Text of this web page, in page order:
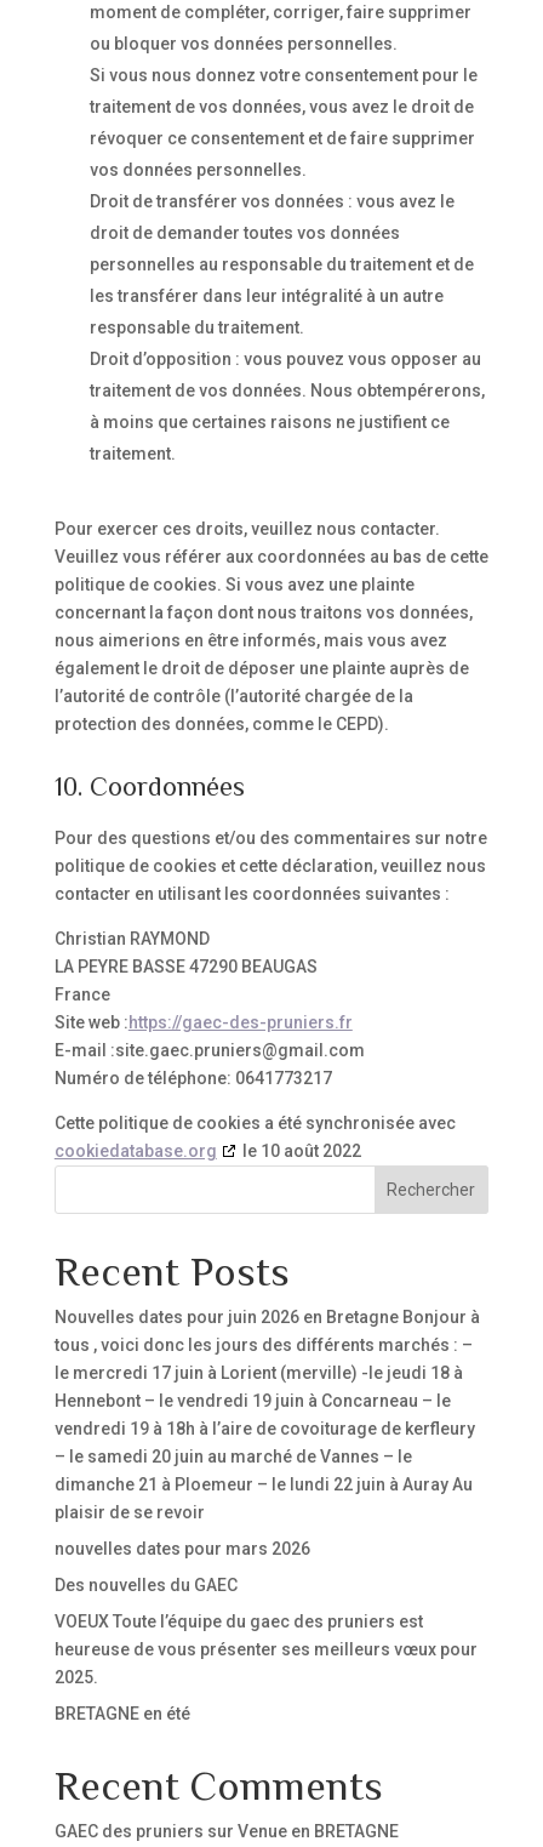
moment de compléter, corriger, faire supprimer
ou bloquer vos données personnelles.
Si vous nous donnez votre consentement pour le
traitement de vos données, vous avez le droit de
révoquer ce consentement et de faire supprimer
vos données personnelles.
Droit de transférer vos données : vous avez le
droit de demander toutes vos données
personnelles au responsable du traitement et de
les transférer dans leur intégralité à un autre
responsable du traitement.
Droit d’opposition : vous pouvez vous opposer au
traitement de vos données. Nous obtempérerons,
à moins que certaines raisons ne justifient ce
traitement.
Pour exercer ces droits, veuillez nous contacter.
Veuillez vous référer aux coordonnées au bas de cette
politique de cookies. Si vous avez une plainte
concernant la façon dont nous traitons vos données,
nous aimerions en être informés, mais vous avez
également le droit de déposer une plainte auprès de
l’autorité de contrôle (l’autorité chargée de la
protection des données, comme le CEPD).
10. Coordonnées
Pour des questions et/ou des commentaires sur notre
politique de cookies et cette déclaration, veuillez nous
contacter en utilisant les coordonnées suivantes :
Christian RAYMOND
LA PEYRE BASSE 47290 BEAUGAS
France
Site web :https://gaec-des-pruniers.fr
E-mail :moc.liamg@sreinurp.ceag.etis
Numéro de téléphone: 0641773217
Cette politique de cookies a été synchronisée avec
cookiedatabase.org
le 10 août 2022
Rechercher
Recent Posts
Nouvelles dates pour juin 2026 en Bretagne Bonjour à
tous , voici donc les jours des différents marchés : –
le mercredi 17 juin à Lorient (merville) -le jeudi 18 à
Hennebont – le vendredi 19 juin à Concarneau – le
vendredi 19 à 18h à l’aire de covoiturage de kerfleury
– le samedi 20 juin au marché de Vannes – le
dimanche 21 à Ploemeur – le lundi 22 juin à Auray Au
plaisir de se revoir
nouvelles dates pour mars 2026
Des nouvelles du GAEC
VOEUX Toute l’équipe du gaec des pruniers est
heureuse de vous présenter ses meilleurs vœux pour
2025.
BRETAGNE en été
Recent Comments
GAEC des pruniers sur Venue en BRETAGNE